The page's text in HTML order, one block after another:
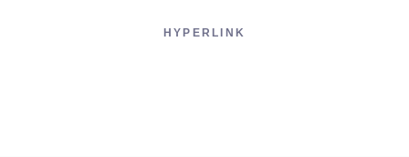
HYPERLINK